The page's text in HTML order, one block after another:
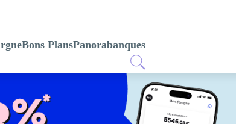
Bons PlansPanorabanques